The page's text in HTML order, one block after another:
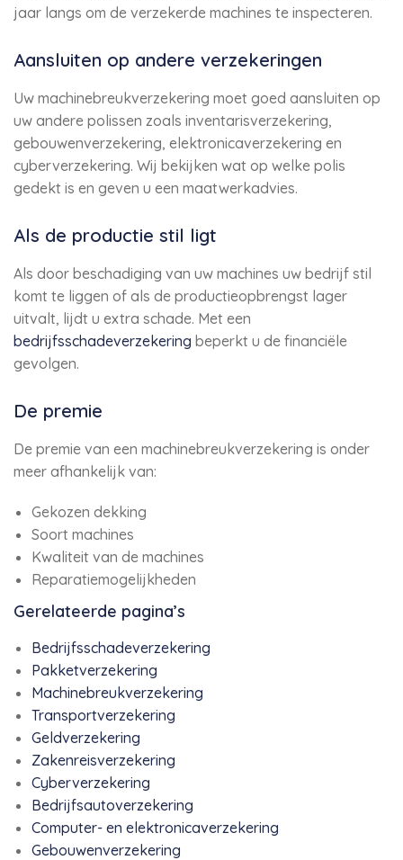
jaar langs om de verzekerde machines te inspecteren.
Aansluiten op andere verzekeringen
Uw machinebreukverzekering moet goed aansluiten op
uw andere polissen zoals inventarisverzekering,
gebouwenverzekering, elektronicaverzekering en
cyberverzekering. Wij bekijken wat op welke polis
gedekt is en geven u een maatwerkadvies.
Als de productie stil ligt
Als door beschadiging van uw machines uw bedrijf stil
komt te liggen of als de productieopbrengst lager
uitvalt, lijdt u extra schade. Met een
bedrijfsschadeverzekering beperkt u de financiële
gevolgen.
De premie
De premie van een machinebreukverzekering is onder
meer afhankelijk van:
Gekozen dekking
Soort machines
Kwaliteit van de machines
Reparatiemogelijkheden
Gerelateerde pagina’s
Bedrijfsschadeverzekering
Pakketverzekering
Machinebreukverzekering
Transportverzekering
Geldverzekering
Zakenreisverzekering
Cyberverzekering
Bedrijfsautoverzekering
Computer- en elektronicaverzekering
Gebouwenverzekering